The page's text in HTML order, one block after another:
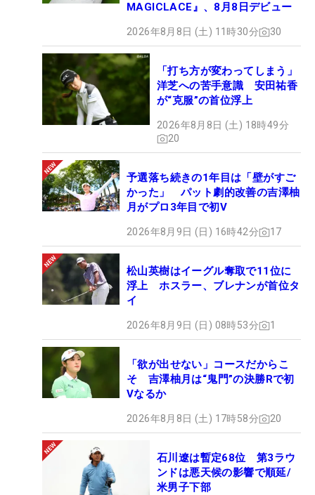
MAGICLACE』、8月8日デビュー
2026年8月8日 (土) 11時30分 30
「打ち方が変わってしまう」
洋芝への苦手意識 安田祐香
が“克服”の首位浮上
2026年8月8日 (土) 18時49分
20
予選落ち続きの1年目は「壁がすご
かった」 パット劇的改善の吉澤柚
月がプロ3年目で初V
2026年8月9日 (日) 16時42分 17
松山英樹はイーグル奪取で11位に
浮上 ホスラー、ブレナンが首位タ
イ
2026年8月9日 (日) 08時53分 1
「欲が出せない」コースだからこ
そ 吉澤柚月は“鬼門”の決勝Rで初
Vなるか
2026年8月8日 (土) 17時58分 20
石川遼は暫定68位 第3ラウ
ンドは悪天候の影響で順延/
米男子下部